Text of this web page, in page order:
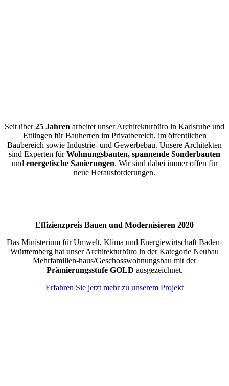
Seit über25 Jahren arbeitet unser Architekturbüro in Karlsruhe und
Ettlingen für Bauherren im Privatbereich, im öffentlichen
Baubereich sowie Industrie- und Gewerbebau. Unsere Architekten
sind Experten fürWohnungsbauten, spannende Sonderbauten
und energetische Sanierungen. Wir sind dabei immer offen für
neue Herausforderungen.
Effizienzpreis Bauen und Modernisieren 2020
Das Ministerium für Umwelt, Klima und Energiewirtschaft Baden-
Württemberg hat unser Architekturbüro in der Kategorie Neubau
Mehrfamilien-haus/Geschosswohnungsbau mit der
Prämierungsstufe GOLD ausgezeichnet.
Erfahren Sie jetzt mehr zu unserem Projekt